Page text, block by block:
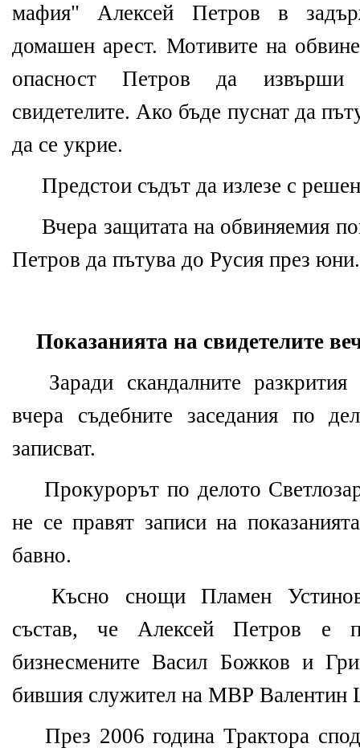
мафия" Алексей Петров в
домашен арест. Мотивите на
опасност Петров да извърши
свидетелите. Ако бъде пуснат да
да се укрие.
Предстои съдът да излезе с
Вчера защитата на обвиняемия
Петров да пътува до Русия през юни.
Показанията на свидетелите
Заради скандалните
вчера съдебните заседания по
записват.
Прокурорът по делото
не се правят записи на
бавно.
Късно снощи Пламен
състав, че Алексей Петров е
бизнесмените Васил Божков и
бившия служител на МВР Валентин
През 2006 година Трактора